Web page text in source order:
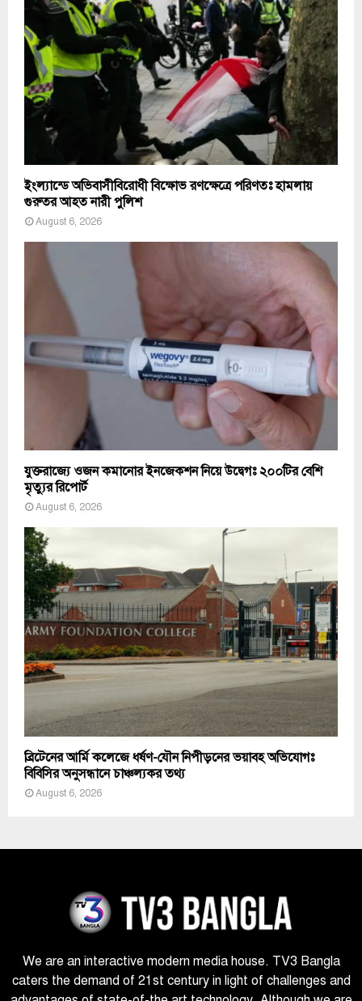
ইংল্যান্ডে অভিবাসীবিরোধী বিক্ষোভ রণক্ষেত্রে পরিণতঃ হামলায়
গুরুতর আহত নারী পুলিশ
August 6, 2026
যুক্তরাজ্যে ওজন কমানোর ইনজেকশন নিয়ে উদ্বেগঃ ২০০টির বেশি
মৃত্যুর রিপোর্ট
August 6, 2026
ব্রিটেনের আর্মি কলেজে ধর্ষণ-যৌন নিপীড়নের ভয়াবহ অভিযোগঃ
বিবিসির অনুসন্ধানে চাঞ্চল্যকর তথ্য
August 6, 2026
We are an interactive modern media house. TV3 Bangla
caters the demand of 21st century in light of challenges and